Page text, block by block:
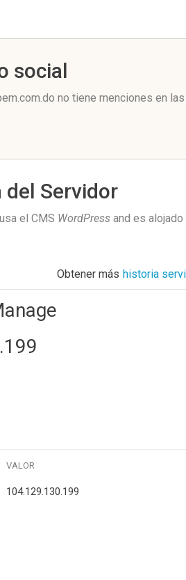
social
no tiene menciones en
Servidor
el CMS WordPress and es alojado
Obtener más historia
VALOR
104.129.130.199